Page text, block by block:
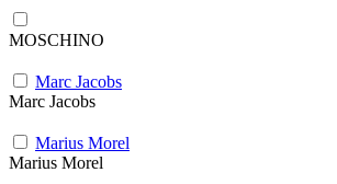
MOSCHINO
Marc Jacobs
Marc Jacobs
Marius Morel
Marius Morel